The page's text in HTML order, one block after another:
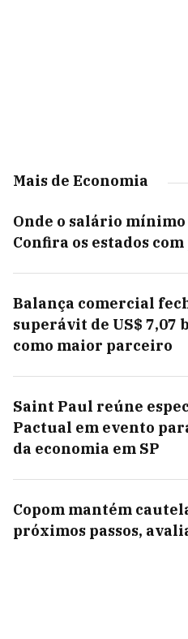
Mais de Economia
Onde o salário
Confira os estados
Balança comercial
superávit de US$ 7,07
como maior parceiro
Saint Paul reúne
Pactual em evento
da economia em SP
Copom mantém
próximos passos,